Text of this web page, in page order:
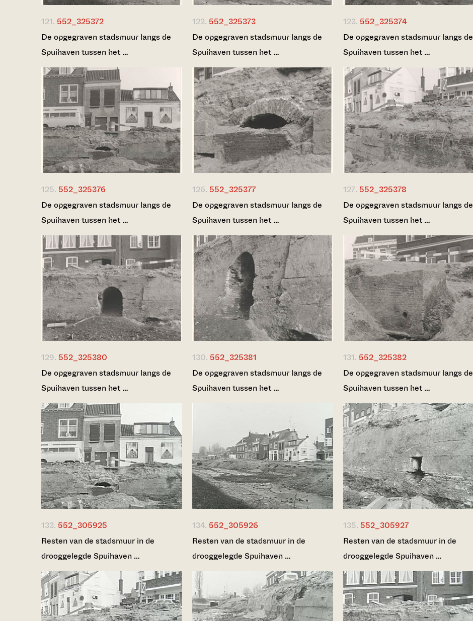
121. 552_325372
De opgegraven stadsmuur langs de
Spuihaven tussen het …
122. 552_325373
De opgegraven stadsmuur langs de
Spuihaven tussen het …
123. 552_325374
De opgegraven stadsmuur langs de
Spuihaven tussen het …
125. 552_325376
De opgegraven stadsmuur langs de
Spuihaven tussen het …
126. 552_325377
De opgegraven stadsmuur langs de
Spuihaven tussen het …
127. 552_325378
De opgegraven stadsmuur langs de
Spuihaven tussen het …
129. 552_325380
De opgegraven stadsmuur langs de
Spuihaven tussen het …
130. 552_325381
De opgegraven stadsmuur langs de
Spuihaven tussen het …
131. 552_325382
De opgegraven stadsmuur langs de
Spuihaven tussen het …
133. 552_305925
Resten van de stadsmuur in de
drooggelegde Spuihaven …
134. 552_305926
Resten van de stadsmuur in de
drooggelegde Spuihaven …
135. 552_305927
Resten van de stadsmuur in de
drooggelegde Spuihaven …